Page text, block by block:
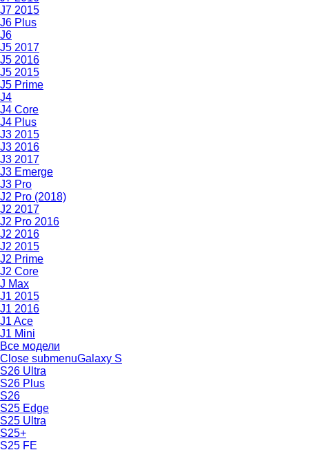
J7 2015
J6 Plus
J6
J5 2017
J5 2016
J5 2015
J5 Prime
J4
J4 Core
J4 Plus
J3 2015
J3 2016
J3 2017
J3 Emerge
J3 Pro
J2 Pro (2018)
J2 2017
J2 Pro 2016
J2 2016
J2 2015
J2 Prime
J2 Core
J Max
J1 2015
J1 2016
J1 Ace
J1 Mini
Все модели
Close submenuGalaxy S
S26 Ultra
S26 Plus
S26
S25 Edge
S25 Ultra
S25+
S25 FE